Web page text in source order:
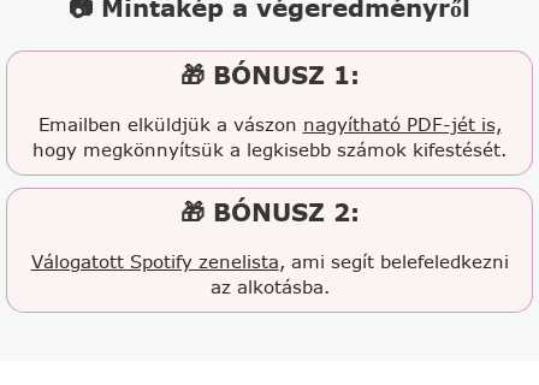
📷 Mintakép a végeredményről
🎁 BÓNUSZ 1:
Emailben elküldjük a vászon nagyítható PDF-jét is,
hogy megkönnyítsük a legkisebb számok kifestését.
🎁 BÓNUSZ 2:
Válogatott Spotify zenelista, ami segít belefeledkezni
az alkotásba.